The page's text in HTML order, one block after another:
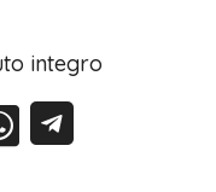
integro